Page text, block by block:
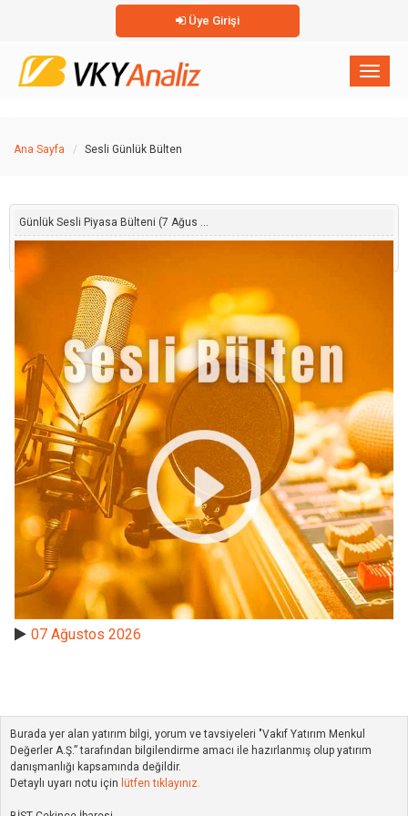
Üye Girişi
×
Ana Sayfa Sesli Günlük Bülten
Günlük Sesli Piyasa Bülteni (7 Ağus ...
07 Ağustos 2026
Burada yer alan yatırım bilgi, yorum ve tavsiyeleri "Vakıf Yatırım Menkul
Değerler A.Ş.” tarafından bilgilendirme amacı ile hazırlanmış olup yatırım
danışmanlığı kapsamında değildir.
Detaylı uyarı notu için lütfen tıklayınız.